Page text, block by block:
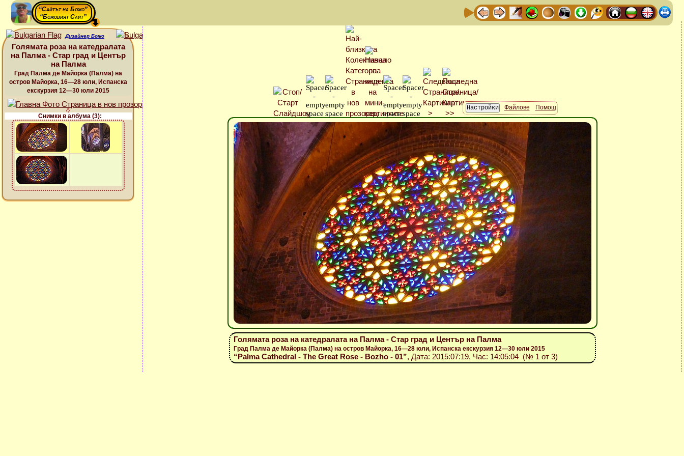
“Сайтът на Божо”
“Божовият Сайт”
Дизайнер Божо
Голямата роза на катедралата
на Палма - Стар град и Център
на Палма
Град Палма де Майорка (Палма) на
остров Майорка, 16—28 юли, Испанска
екскурзия 12—30 юли 2015
Снимки в албума (3):
Файлове Помощ
Голямата роза на катедралата на Палма - Стар град и Център на Палма
Град Палма де Майорка (Палма) на остров Майорка, 16—28 юли, Испанска екскурзия 12—30 юли 2015
“Palma Cathedral - The Great Rose - Bozho - 01”, Дата: 2015:07:19, Час: 14:05:04 (№ 1 от 3)